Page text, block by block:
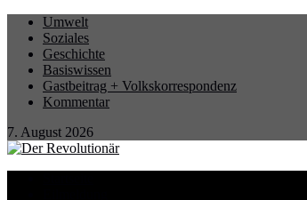
Umwelt
Soziales
Geschichte
Basiswissen
Gastbeitrag + Volkskorrespondenz
Kommentar
7. August 2026